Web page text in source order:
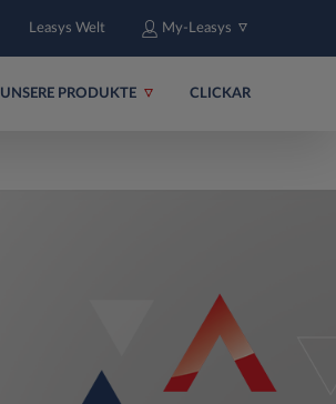
Leasys Welt My-Leasys
UNSERE PRODUKTE CLICKAR